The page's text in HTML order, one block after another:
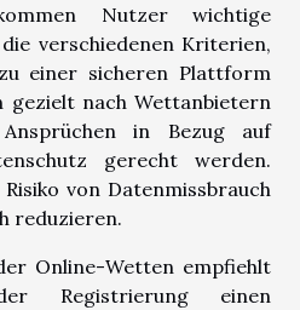
Nutzer wichtige
verschiedenen Kriterien,
einer sicheren Plattform
gezielt nach Wettanbietern
in Bezug auf
gerecht werden.
von Datenmissbrauch
reduzieren.
Online-Wetten empfiehlt
Registrierung einen